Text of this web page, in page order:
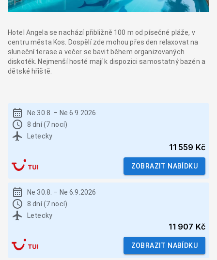
Hotel Angela se nachází přibližně 100 m od písečné pláže, v
centru města Kos. Dospělí zde mohou přes den relaxovat na
sluneční terase a večer se bavit během organizovaných
diskoték. Nejmenší hosté mají k dispozici samostatný bazén a
dětské hřiště.
Ne 30.8. – Ne 6.9.2026
8 dní (7 nocí)
Letecky
11 559 Kč
ZOBRAZIT NABÍDKU
Ne 30.8. – Ne 6.9.2026
8 dní (7 nocí)
Letecky
11 907 Kč
ZOBRAZIT NABÍDKU